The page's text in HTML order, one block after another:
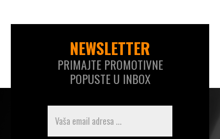
NEWSLETTER
PRIMAJTE PROMOTIVNE
POPUSTE U INBOX